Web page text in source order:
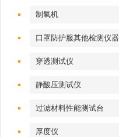
制氧机
口罩防护服其他检测仪器
穿透测试仪
静酸压测试仪
过滤材料性能测试台
厚度仪